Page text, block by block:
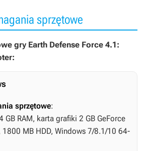
sprzętowe
gry Earth Defense Force 4.1:
sprzętowe:
GB RAM, karta grafiki 2 GB GeForce
1800 MB HDD, Windows 7/8.1/10 64-